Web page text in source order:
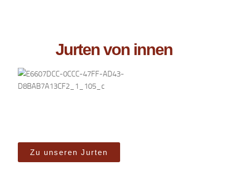
Jurten von innen
Zu unseren Jurten